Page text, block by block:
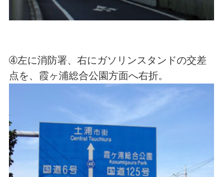
➃左に消防署、右にガソリンスタンドの交差
点を、霞ヶ浦総合公園方面へ右折。